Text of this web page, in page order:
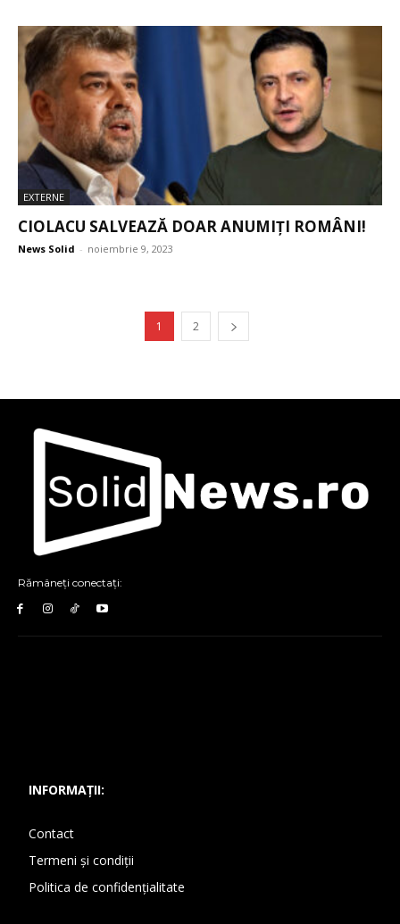
EXTERNE
CIOLACU SALVEAZĂ DOAR ANUMIȚI ROMÂNI!
News Solid - noiembrie 9, 2023
1 2
Rămâneți conectați:
INFORMAȚII:
Contact
Termeni și condiții
Politica de confidențialitate